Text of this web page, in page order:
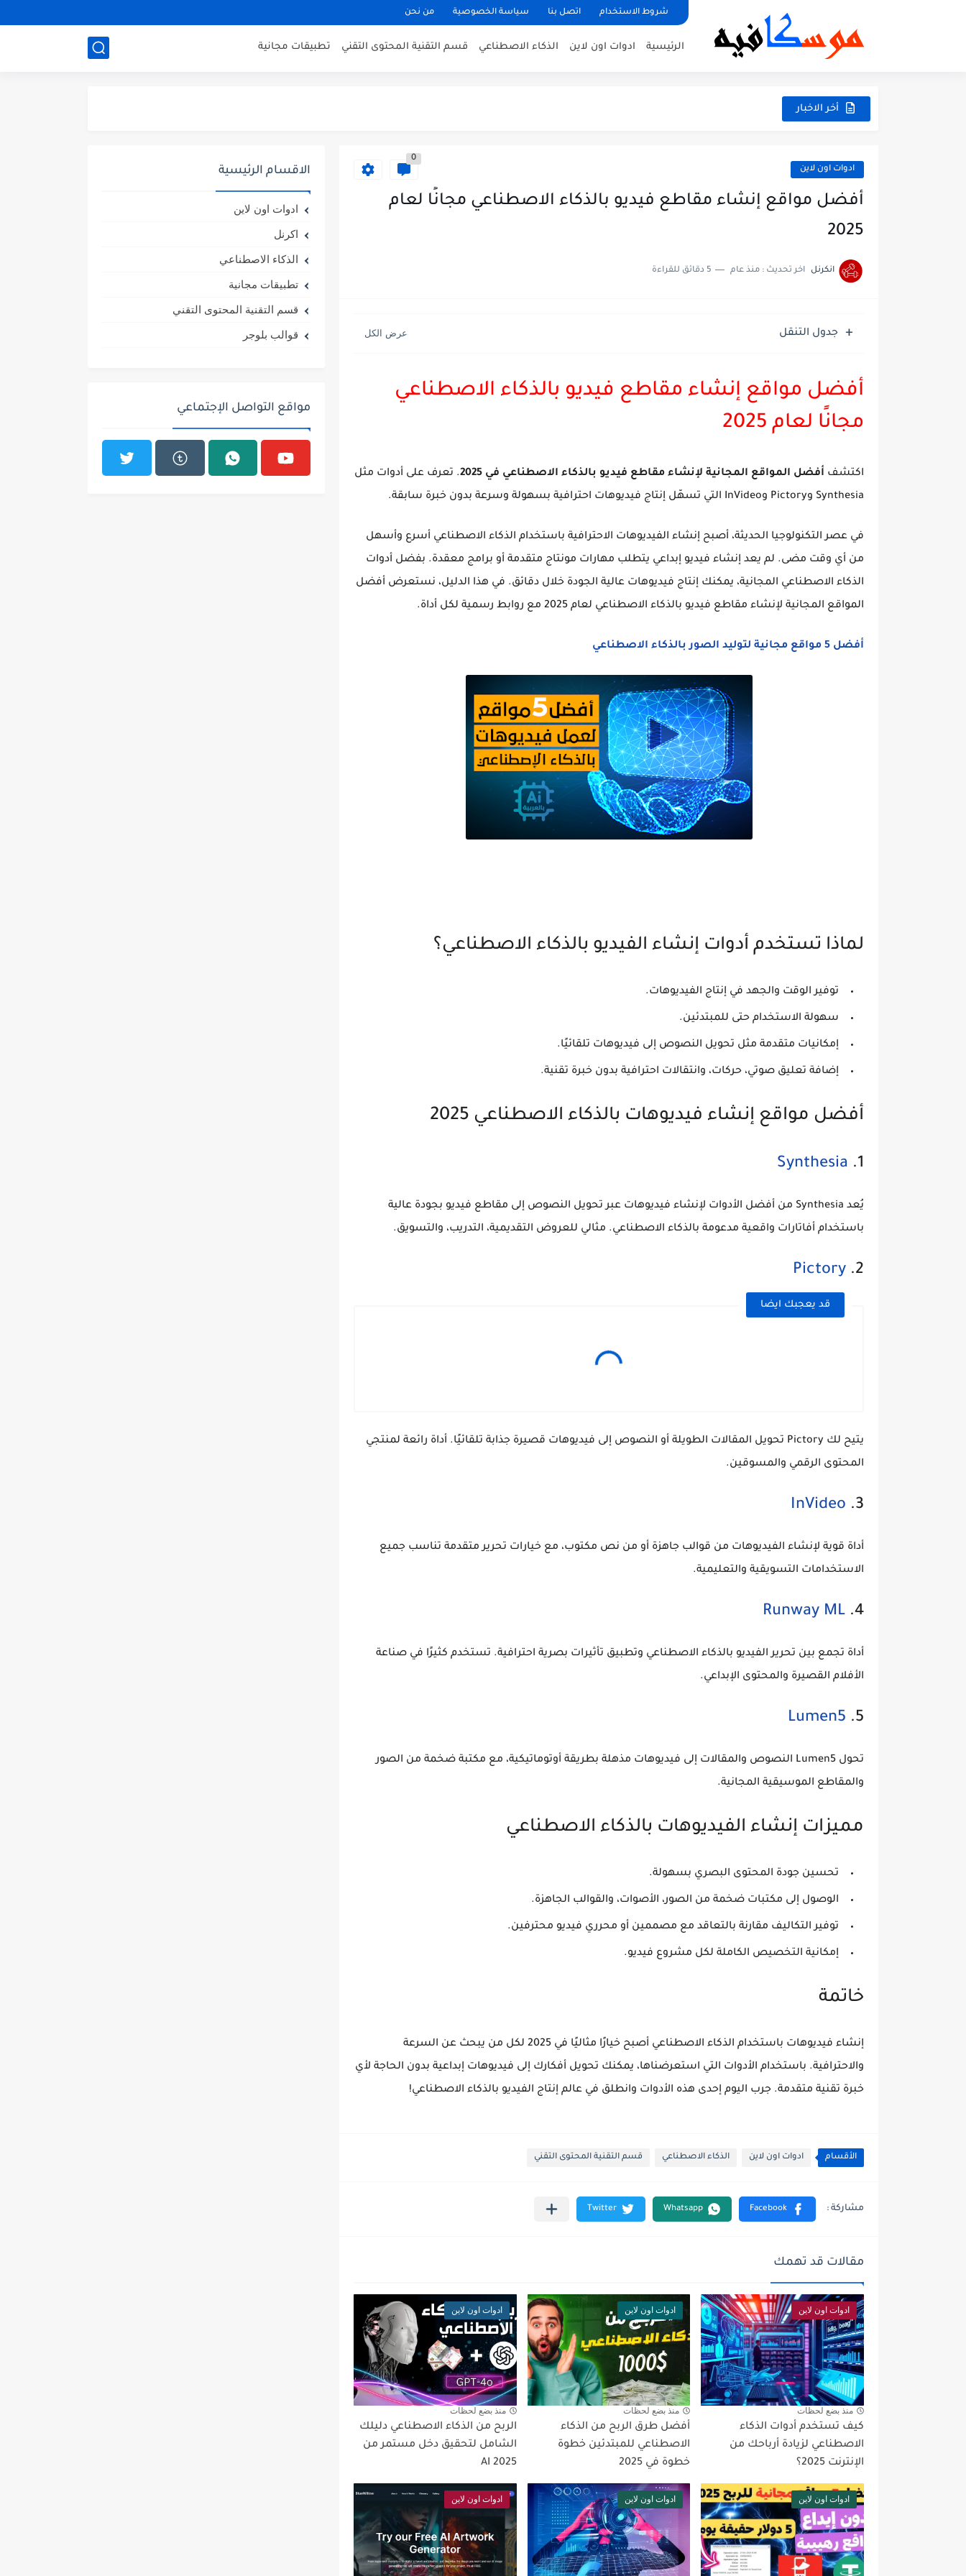
شروط الاستخدام اتصل بنا سياسة الخصوصية من نحن
الرئيسية ادوات اون لاين الذكاء الاصطناعي قسم التقنية المحتوى التقني تطبيقات مجانية
أخر الاخبار
ادوات اون لاين
0
أفضل مواقع إنشاء مقاطع فيديو بالذكاء الاصطناعي مجانًا لعام
2025
انكرنل اخر تحديث : منذ عام 5 دقائق للقراءة
جدول التنقل
أفضل مواقع إنشاء مقاطع فيديو بالذكاء الاصطناعي
مجانًا لعام 2025
اكتشف أفضل المواقع المجانية لإنشاء مقاطع فيديو بالذكاء الاصطناعي في 2025
. تعرف على أدوات مثل
Synthesia وPictory وInVideo التي تسهّل إنتاج فيديوهات احترافية بسهولة وسرعة بدون خبرة سابقة.
في عصر التكنولوجيا الحديثة، أصبح إنشاء الفيديوهات الاحترافية باستخدام الذكاء الاصطناعي أسرع وأسهل
من أي وقت مضى. لم يعد إنشاء فيديو إبداعي يتطلب مهارات مونتاج متقدمة أو برامج معقدة. بفضل أدوات
الذكاء الاصطناعي المجانية، يمكنك إنتاج فيديوهات عالية الجودة خلال دقائق. في هذا الدليل، نستعرض أفضل
المواقع المجانية لإنشاء مقاطع فيديو بالذكاء الاصطناعي لعام 2025 مع روابط رسمية لكل أداة.
أفضل 5 مواقع مجانية لتوليد الصور بالذكاء الاصطناعي
لماذا تستخدم أدوات إنشاء الفيديو بالذكاء الاصطناعي؟
توفير الوقت والجهد في إنتاج الفيديوهات.
سهولة الاستخدام حتى للمبتدئين.
إمكانيات متقدمة مثل تحويل النصوص إلى فيديوهات تلقائيًا.
إضافة تعليق صوتي، حركات، وانتقالات احترافية بدون خبرة تقنية.
أفضل مواقع إنشاء فيديوهات بالذكاء الاصطناعي 2025
1.
Synthesia
يُعد Synthesia من أفضل الأدوات لإنشاء فيديوهات عبر تحويل النصوص إلى مقاطع فيديو بجودة عالية
باستخدام أفاتارات واقعية مدعومة بالذكاء الاصطناعي. مثالي للعروض التقديمية، التدريب، والتسويق.
2.
Pictory
قد يعجبك ايضا
يتيح لك Pictory تحويل المقالات الطويلة أو النصوص إلى فيديوهات قصيرة جذابة تلقائيًا. أداة رائعة لمنتجي
المحتوى الرقمي والمسوقين.
3.
InVideo
أداة قوية لإنشاء الفيديوهات من قوالب جاهزة أو من نص مكتوب، مع خيارات تحرير متقدمة تناسب جميع
الاستخدامات التسويقية والتعليمية.
4.
Runway ML
أداة تجمع بين تحرير الفيديو بالذكاء الاصطناعي وتطبيق تأثيرات بصرية احترافية. تستخدم كثيرًا في صناعة
الأفلام القصيرة والمحتوى الإبداعي.
5.
Lumen5
تحول Lumen5 النصوص والمقالات إلى فيديوهات مذهلة بطريقة أوتوماتيكية، مع مكتبة ضخمة من الصور
والمقاطع الموسيقية المجانية.
مميزات إنشاء الفيديوهات بالذكاء الاصطناعي
تحسين جودة المحتوى البصري بسهولة.
الوصول إلى مكتبات ضخمة من الصور، الأصوات، والقوالب الجاهزة.
توفير التكاليف مقارنة بالتعاقد مع مصممين أو محرري فيديو محترفين.
إمكانية التخصيص الكاملة لكل مشروع فيديو.
خاتمة
إنشاء فيديوهات باستخدام الذكاء الاصطناعي أصبح خيارًا مثاليًا في 2025 لكل من يبحث عن السرعة
والاحترافية. باستخدام الأدوات التي استعرضناها، يمكنك تحويل أفكارك إلى فيديوهات إبداعية بدون الحاجة لأي
خبرة تقنية متقدمة. جرب اليوم إحدى هذه الأدوات وانطلق في عالم إنتاج الفيديو بالذكاء الاصطناعي!
الأقسام ادوات اون لاين الذكاء الاصطناعي قسم التقنية المحتوى التقني
مقالات قد تهمك
ادوات اون لاين
منذ بضع لحظات
كيف تستخدم أدوات الذكاء
الاصطناعي لزيادة أرباحك من
الإنترنت 2025؟
ادوات اون لاين
منذ بضع لحظات
أفضل طرق الربح من الذكاء
الاصطناعي للمبتدئين خطوة
خطوة في 2025
ادوات اون لاين
منذ بضع لحظات
الربح من الذكاء الاصطناعي دليلك
الشامل لتحقيق دخل مستمر من
AI 2025
ادوات اون لاين ادوات اون لاين ادوات اون لاين
الاقسام الرئيسية
ادوات اون لاين
اكرنل
الذكاء الاصطناعي
تطبيقات مجانية
قسم التقنية المحتوى التقني
قوالب بلوجر
مواقع التواصل الإجتماعي